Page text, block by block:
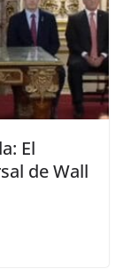
El
de Wall